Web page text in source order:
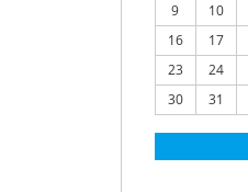
9
10
16
17
23
24
30
31